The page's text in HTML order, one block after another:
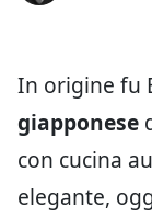
In origine fu
giapponese
con cucina
elegante,